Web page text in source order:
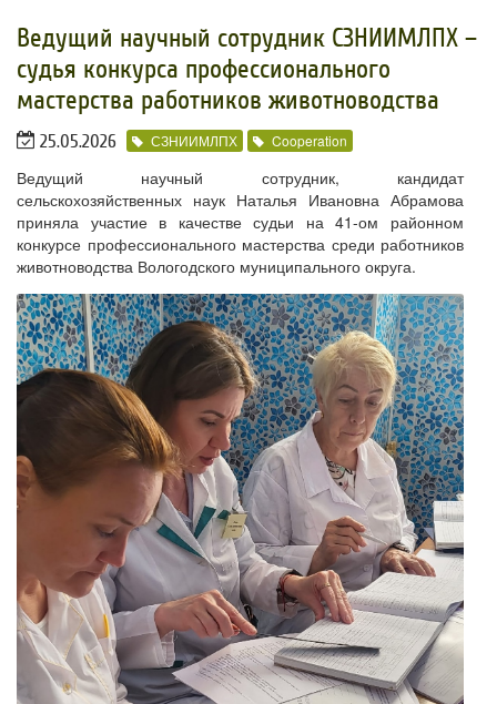
Ведущий научный сотрудник СЗНИИМЛПХ –
судья конкурса профессионального
мастерства работников животноводства
25.05.2026 СЗНИИМЛПХ Cooperation
Ведущий научный сотрудник, кандидат
сельскохозяйственных наук Наталья Ивановна Абрамова
приняла участие в качестве судьи на 41-ом районном
конкурсе профессионального мастерства среди работников
животноводства Вологодского муниципального округа.